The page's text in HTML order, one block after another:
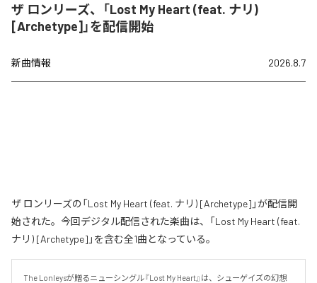
ザ ロンリーズ、「Lost My Heart (feat. ナリ)
[Archetype]」を配信開始
新曲情報 2026.8.7
ザ ロンリーズの「Lost My Heart (feat. ナリ) [Archetype]」が配信開
始された。今回デジタル配信された楽曲は、「Lost My Heart (feat.
ナリ) [Archetype]」を含む全1曲となっている。
The Lonleysが贈るニューシングル『Lost My Heart』は、シューゲイズの幻想